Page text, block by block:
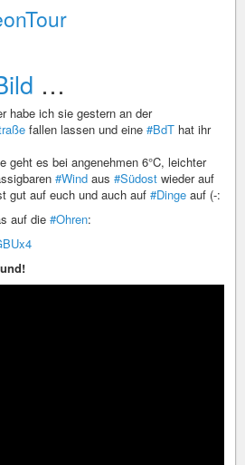
…
habe ich sie gestern an der
fallen lassen und eine #BdT hat ihr
geht es bei angenehmen 6°C, leichter
#Wind aus #Südost wieder auf
gut auf euch und auch auf #Dinge auf (-:
auf die #Ohren: